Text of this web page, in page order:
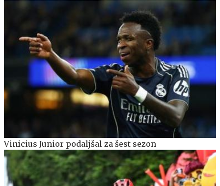
Vinicius Junior podaljšal za šest sezon